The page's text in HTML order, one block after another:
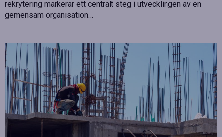
rekrytering markerar ett centralt steg i utvecklingen av en
gemensam organisation…